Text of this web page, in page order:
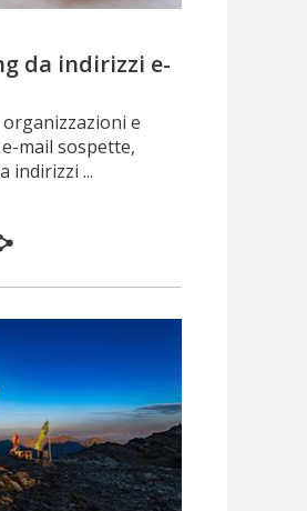
da indirizzi e-
e
mail sospette,
indirizzi ...